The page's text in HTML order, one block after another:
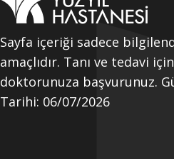
Sayfa içeriği sadece
amaçlıdır. Tanı ve tedavi
doktorunuza başvurunuz.
Tarihi: 06/07/2026